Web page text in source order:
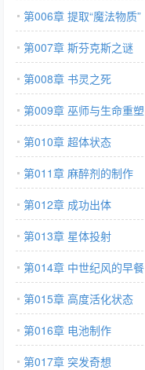
第006章 提取“魔法物质”
第007章 斯芬克斯之谜
第008章 书灵之死
第009章 巫师与生命重塑
第010章 超体状态
第011章 麻醉剂的制作
第012章 成功出体
第013章 星体投射
第014章 中世纪风的早餐
第015章 高度活化状态
第016章 电池制作
第017章 突发奇想